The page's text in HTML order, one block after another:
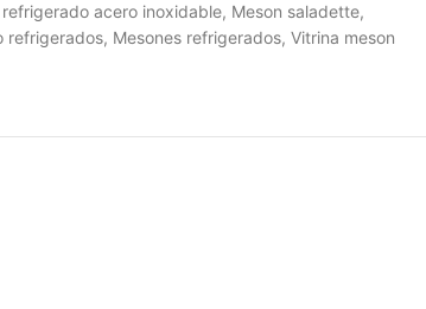
refrigerado acero inoxidable, Meson saladette,
refrigerados, Mesones refrigerados, Vitrina meson